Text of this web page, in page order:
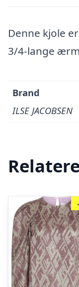
Denne kjole
3/4-lange
Brand
ILSE JACOBSEN